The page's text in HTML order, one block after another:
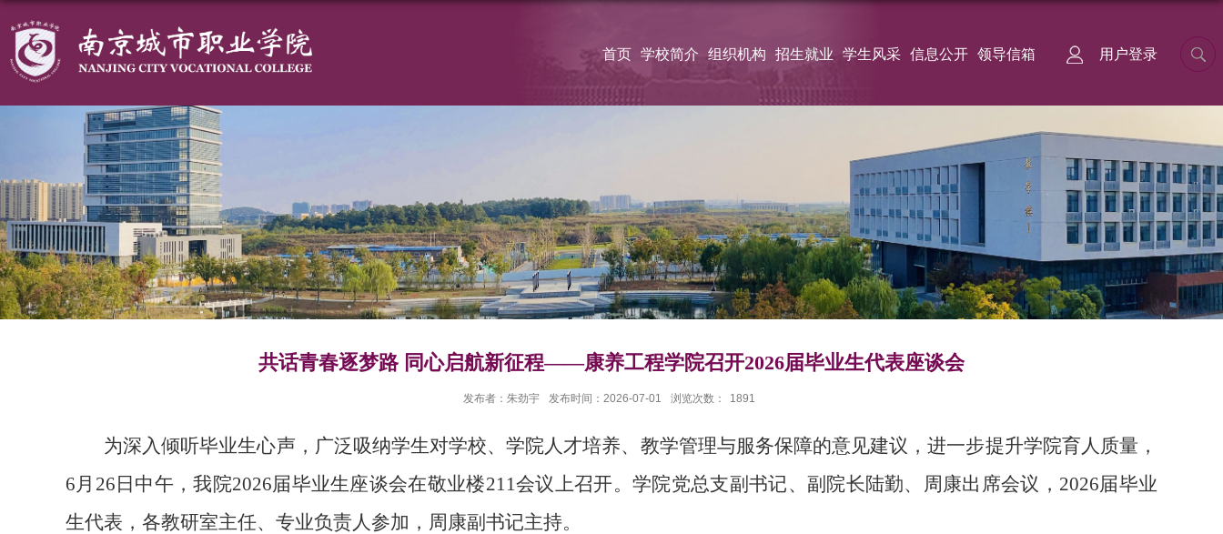
首页 学校简介 组织机构 招生就业 学生风采 信息公开 领导信箱 用户登录
共话青春逐梦路 同心启航新征程——康养工程学院召开2026届毕业生代表座谈会
发布者：朱劲宇 发布时间：2026-07-01 浏览次数： 1891
为深入倾听毕业生心声，广泛吸纳学生对学校、学院人才培养、教学管理与服务保障的意见建议，进一步提升学院育人质量，
6月26日中午，我院2026届毕业生座谈会在敬业楼211会议上召开。学院党总支副书记、副院长陆勤、周康出席会议，2026届毕业
生代表，各教研室主任、专业负责人参加，周康副书记主持。